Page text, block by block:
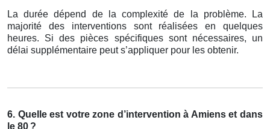
La durée dépend de la complexité de la problème. La
majorité des interventions sont réalisées en quelques
heures. Si des pièces spécifiques sont nécessaires, un
délai supplémentaire peut s’appliquer pour les obtenir.
6. Quelle est votre zone d’intervention à Amiens et dans
le 80 ?